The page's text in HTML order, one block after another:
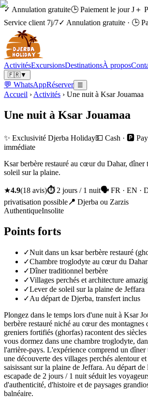
✓ Annulation gratuite🕒 Paiement le jour J＋
Service client 7j/7✓ Annulation gratuite · 🕒
ActivitésExcursionsDestinationsÀ propos
🇫🇷▼
💬 WhatsAppRéserver ☰
Accueil › Activités › Une nuit à Ksar Jouamaa
Une nuit à Ksar Jouamaa
✨ Exclusivité Djerba Holiday💵 Cash · 🅿️
immédiate
Ksar berbère restauré au cœur du Dahar, dîner
soleil sur la plaine.
★4.9(18 avis)⏱ 2 jours / 1 nuit🗣 FR · EN ·
privatisation possible📍 Djerba ou Zarzis
AuthentiqueInsolite
Points forts
✓Nuit dans un ksar berbère restauré
✓Chambre troglodyte au cœur du Dahar
✓Dîner traditionnel berbère
✓Villages perchés et architecture
✓Lever de soleil sur la plaine de Jeffara
✓Au départ de Djerba, transfert inclus
Plongez dans le temps lors d'une nuit à Ksar
berbère restauré niché au cœur des montagnes
greniers fortifiés (ghorfas) racontent des
vous dormez dans une chambre troglodyte,
l'arrière-pays. L'expérience comprend un dîner
une découverte des villages perchés alentour
saisissant sur la plaine de Jeffara. Au départ de
escapade de 2 jours / 1 nuit séduit les
d'authenticité, d'histoire et de paysages
balnéaire.